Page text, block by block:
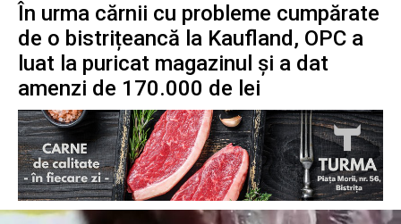
În urma cărnii cu probleme cumpărate
de o bistrițeancă la Kaufland, OPC a
luat la puricat magazinul și a dat
amenzi de 170.000 de lei